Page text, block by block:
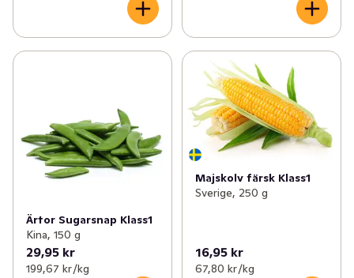
✓ Gurka (2)
Rotfrukter (20)
✓ Broccoli
✓ Ärtor & bönor
Ärtor Sugarsnap Klass1
Kina, 150 g
29,95 kr
199,67 kr /kg
Majskolv färsk Klass1
Sverige, 250 g
16,95 kr
67,80 kr /kg